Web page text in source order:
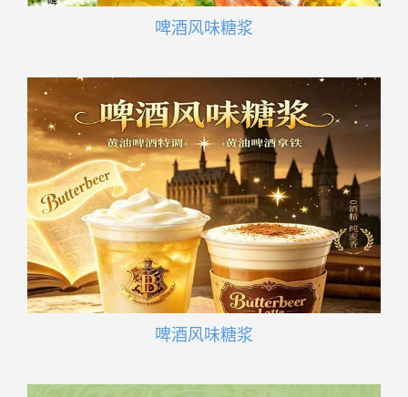
啤酒风味糖浆
啤酒风味糖浆